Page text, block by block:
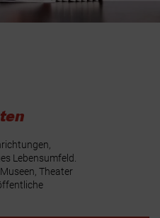
Lebensumfeld.
Theater